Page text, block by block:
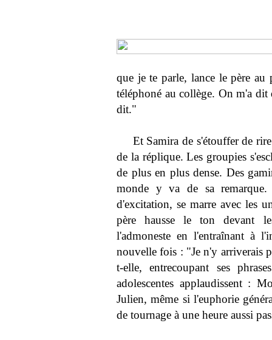
que je te parle, lance le père au
téléphoné au collège. On m'a
dit."
Et Samira de s'étouffer de
de la réplique. Les groupies
de plus en plus dense. Des
monde y va de sa remarque.
d'excitation, se marre avec les
père hausse le ton devant
l'admoneste en l'entraînant à
nouvelle fois : "Je n'y arriverais
t-elle, entrecoupant ses
adolescentes applaudissent :
Julien, même si l'euphorie
de tournage à une heure aussi